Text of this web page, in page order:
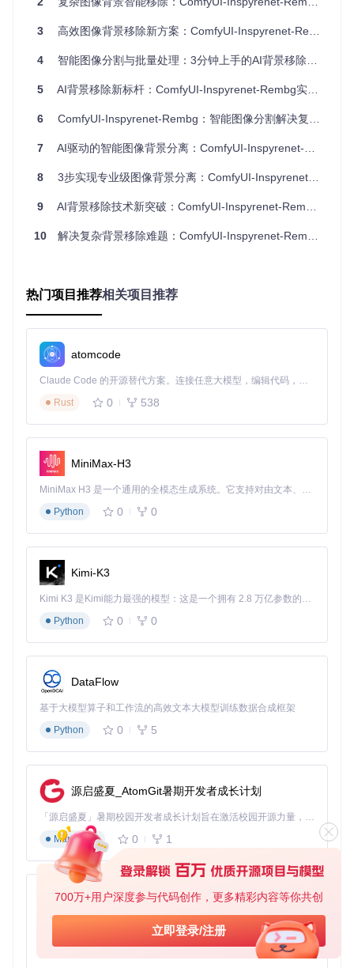
700万+用户深度参与代码创作，更多精彩内容等你共创
立即登录/注册
流程从传统人工抠图的平均3分钟/张，降至机器自动处理的15
图，自动生成透明背景图并统一尺寸，大幅降低了美工团队的
3C产品的金属反光区域精准分割
短视频创作团队面临的最大挑战是视频帧的批量背景替换。通
过ComfyUI-Inspyrenet-Rembg的高级节点，可实现：
基于内容复杂度的动态阈值调节
GPU加速下的1080P视频实时处理（25fps）
关键帧优化技术减少帧间闪烁
某MCN机构应用该方案后，视频后期制作效率提升40%，同时
存储成本降低30%（因采用透明通道而非多图层存储）。
婚纱摄影工作室常遇到的半透明头纱、发丝分离难题，通过In
SPyReNet的精细模式可完美解决：
使用高级节点将阈值设为0.75
启用边缘增强模式
绿幕抠图的75%。
实践指南：从安装到优化的完整路径
推荐方案（适合企业级部署）：
# 创建专用虚拟环境
source inspyrenet-env/bin/activate
git clone
cd
# 安装依赖（含CUDA加速支持）
验证安装： 启动ComfyUI后，在节点面板中搜索"Inspyrene
t"，出现基础版和高级版节点即表示安装成功。首次运行会自
动下载约80MB的预训练模型，建议提前配置国内镜像源加速
下载。
工作流设计：如何构建高效处理管道？
3 高效图像背景移除新方案：ComfyUI-Inspyrenet-Rembg技术解析与实践指南
4 智能图像分割与批量处理：3分钟上手的AI背景移除方案
5 AI背景移除新标杆：ComfyUI-Inspyrenet-Rembg实现专业级图像分离
6 ComfyUI-Inspyrenet-Rembg：智能图像分割解决复杂背景移除难题的高效方案
7 AI驱动的智能图像背景分离：ComfyUI-Inspyrenet-Rembg技术解析与实践指南
8 3步实现专业级图像背景分离：ComfyUI-Inspyrenet-Rembg技术解析与应用指南
9 AI背景移除技术新突破：ComfyUI-Inspyrenet-Rembg的深度解析与实践指南
10 解决复杂背景移除难题：ComfyUI-Inspyrenet-Rembg的高效AI抠图应用指南
热门项目推荐相关项目推荐
atomcode
Claude Code 的开源替代方案。连接任意大模型，编辑代码，运行命令，自动验证 — 全自动执行。用 Rust 构建，极致性能。 ｜ An open-source alternative to Claude Code. Connect any LLM, edit code, run commands, and verify changes — autonomously. Built in Rust for speed. Get Started
Rust
0 538
MiniMax-H3
MiniMax H3 是一个通用的全模态生成系统。它支持对由文本、图像、视频和音频组成的多模态上下文进行统一理解，并能生成分辨率高达 2K、时长可达 15 秒的带原生立体声音频的视频。得益于面向任务泛化的系统设计，H3 在预训练阶段就已具备广泛的多模态上下文理解与生成能力，能够出色地执行复杂的多模态指令。
Python
0 0
Kimi-K3
Kimi K3 是Kimi能力最强的模型：这是一个拥有 2.8 万亿参数的混合专家（MoE）模型，具备原生视觉理解能力，并支持 100 万 token 的上下文窗口。
Python
0 0
DataFlow
基于大模型算子和工作流的高效文本大模型训练数据合成框架
Python
0 5
源启盛夏_AtomGit暑期开发者成长计划
「源启盛夏」暑期校园开发者成长计划旨在激活校园开源力量，通过积分激励、认证扶持、资源倾斜等形式，引导高校组织和开发者完成「入驻 — 建项目 — 做贡献 — 获认证 — 得资源」的完整闭环。无论你是想带领社团入驻平台的组织者，还是希望用代码贡献证明自己的开发者，都能在这里找到属于你的成长路径。
Markdown
0 1
py-xiaozhi
基于Python的Xiaozhi AI，适用于想要完整Xiaozhi体验而无需拥有专用硬件的用户。
Python
0 1